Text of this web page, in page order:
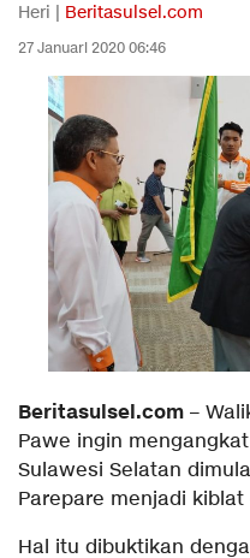
Heri | Beritasulsel.com
27 Januari 2020 06:46
Beritasulsel.com –
Pawe ingin
Sulawesi Selatan
Parepare menjadi kiblat
Hal itu dibuktikan